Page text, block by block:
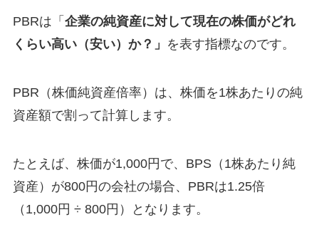
PBRは「 企業の純資産に対して現在の株価がどれ
くらい高い（安い）か？」 を表す指標なのです。
PBR（株価純資産倍率）は、株価を1株あたりの純
資産額で割って計算します。
たとえば、株価が1,000円で、BPS（1株あたり純
資産）が800円の会社の場合、PBRは1.25倍
（1,000円 ÷ 800円）となります。